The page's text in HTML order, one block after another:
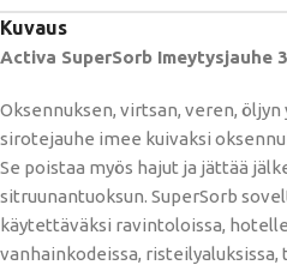
Kuvaus
Activa SuperSorb Imeytysjauhe
Oksennuksen, virtsan, veren,
sirotejauhe imee kuivaksi
Se poistaa myös hajut ja jättää
sitruunantuoksun. SuperSorb
käytettäväksi ravintoloissa,
vanhainkodeissa, risteilyaluksissa,